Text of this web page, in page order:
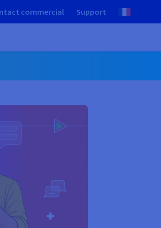
commercial Support